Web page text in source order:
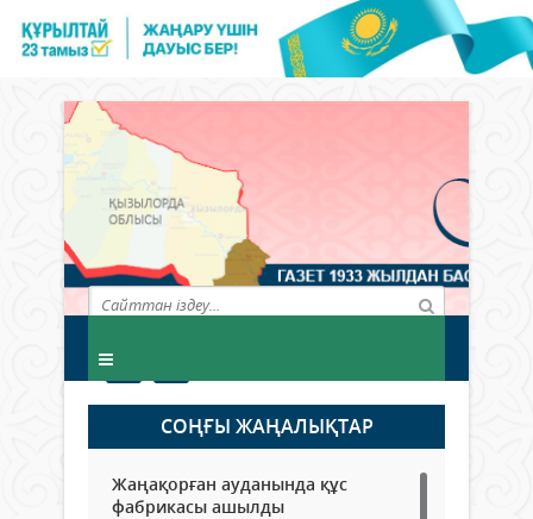
СОҢҒЫ ЖАҢАЛЫҚТАР
Жаңақорған ауданында құс
фабрикасы ашылды